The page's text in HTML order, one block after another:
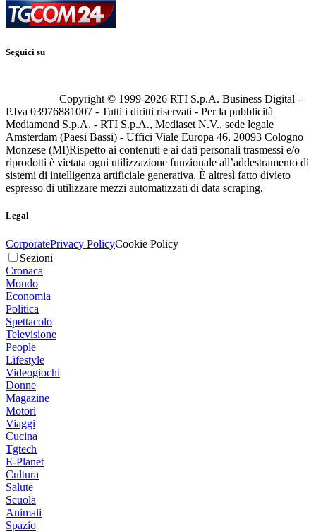
Seguici su
Copyright © 1999-2026 RTI S.p.A. Business Digital -
P.Iva 03976881007 - Tutti i diritti riservati - Per la pubblicità
Mediamond S.p.A. - RTI S.p.A., Mediaset N.V., sede legale
Amsterdam (Paesi Bassi) - Uffici Viale Europa 46, 20093 Cologno
Monzese (MI)Rispetto ai contenuti e ai dati personali trasmessi e/o
riprodotti è vietata ogni utilizzazione funzionale all’addestramento di
sistemi di intelligenza artificiale generativa. È altresì fatto divieto
espresso di utilizzare mezzi automatizzati di data scraping.
Legal
CorporatePrivacy PolicyCookie Policy
Sezioni
Cronaca
Mondo
Economia
Politica
Spettacolo
Televisione
People
Lifestyle
Videogiochi
Donne
Magazine
Motori
Viaggi
Cucina
Tgtech
E-Planet
Cultura
Salute
Scuola
Animali
Spazio